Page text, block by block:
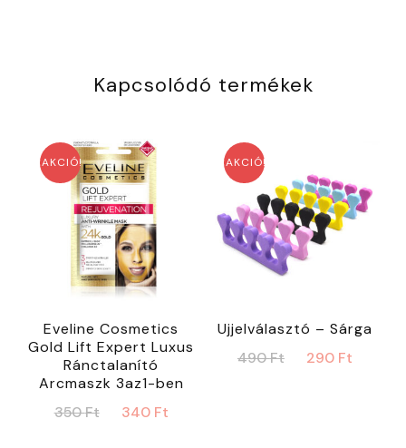
Kapcsolódó termékek
AKCIÓ!
Eveline Cosmetics
Gold Lift Expert Luxus
Ránctalanító
Arcmaszk 3az1-ben
350Ft
Original
340 Ft
AKCIÓ!
Ujjelválasztó – Sárga
490Ft
Original
290 Ft